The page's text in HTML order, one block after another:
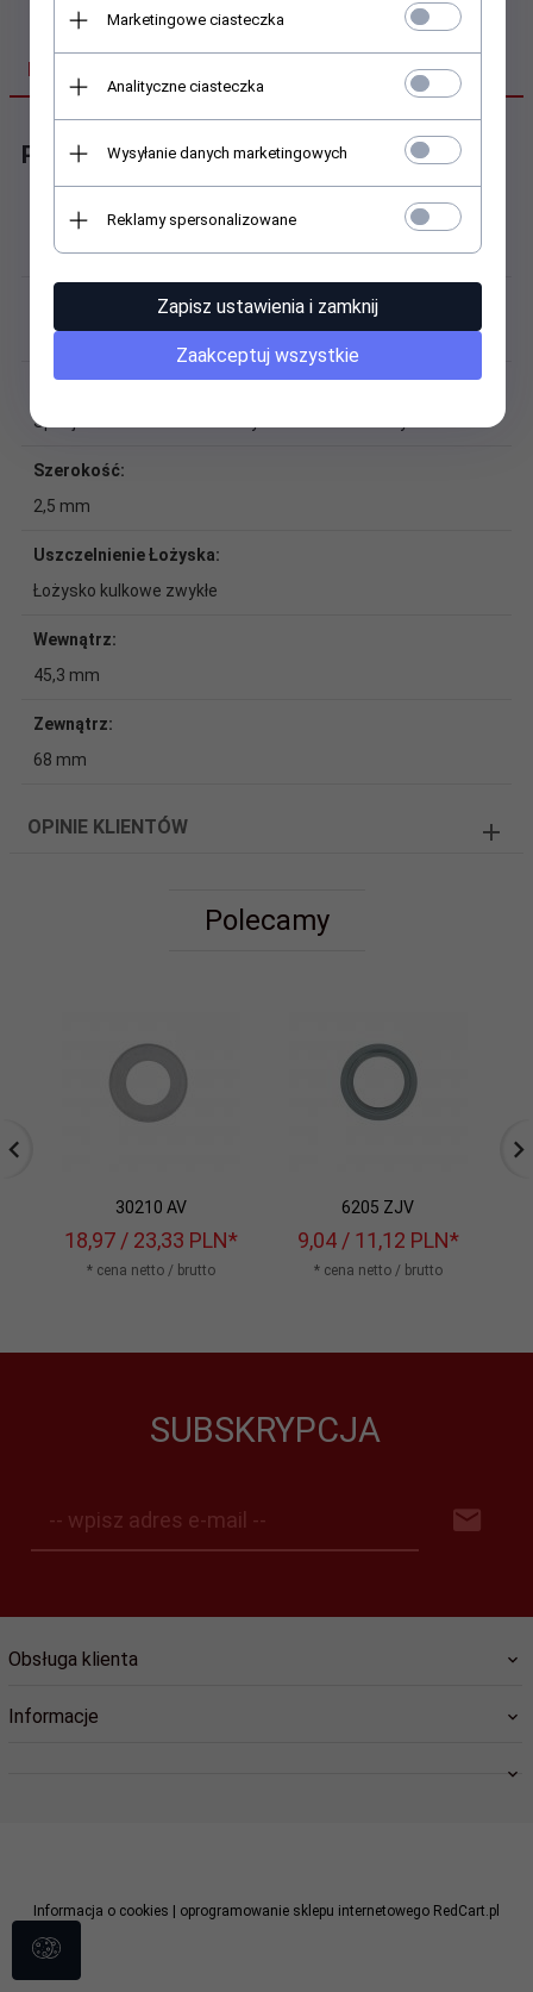
Pierścień Nilos
Budowa:
Uszczelnienie wewnętrzne, do ciężkich zabrudzeń
0,13 kg
Materiał:
Specjalna taśma stalowa ocynkowana elektrolitycznie
Szerokość:
2,5 mm
Uszczelnienie Łożyska:
Łożysko kulkowe zwykłe
Wewnątrz:
45,3 mm
Zewnątrz:
68 mm
OPINIE KLIENTÓW
Polecamy
30210 AV
18,97 / 23,33 PLN*
* cena netto / brutto
6205 ZJV
9,04 / 11,12 PLN*
* cena netto / brutto
SUBSKRYPCJA
-- wpisz adres e-mail --
Obsługa klienta
Informacje
Informacja o cookies oprogramowanie sklepu internetowego RedCart.pl
Marketingowe ciasteczka
Analityczne ciasteczka
Wysyłanie danych marketingowych
Reklamy spersonalizowane
Zapisz ustawienia i zamknij
Zaakceptuj wszystkie